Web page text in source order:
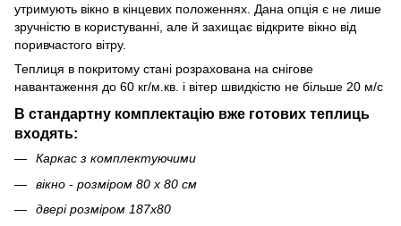
утримують вікно в кінцевих положеннях. Дана опція є не лише
зручністю в користуванні, але й захищає відкрите вікно від
поривчастого вітру.
Теплиця в покритому стані розрахована на снігове
навантаження до 60 кг/м.кв. і вітер швидкістю не більше 20 м/с
В стандартну комплектацію вже готових теплиць
входять:
Каркас з комплектуючими
вікно - розміром 80 х 80 см
двері розміром 187х80